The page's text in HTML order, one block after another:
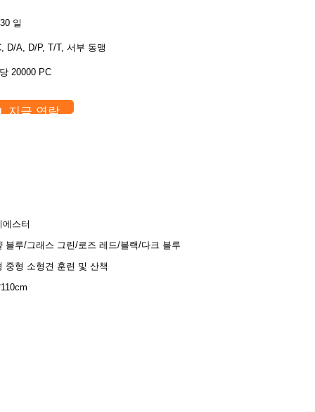
일
D/A, D/P, T/T, 서부 동맹
20000 PC
지금 연락
에스터
블루/그래스 그린/로즈 레드/블랙/다크 블루
중형 소형견 훈련 및 산책